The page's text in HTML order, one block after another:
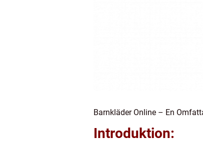
Barnkläder Online – En
Introduktion: